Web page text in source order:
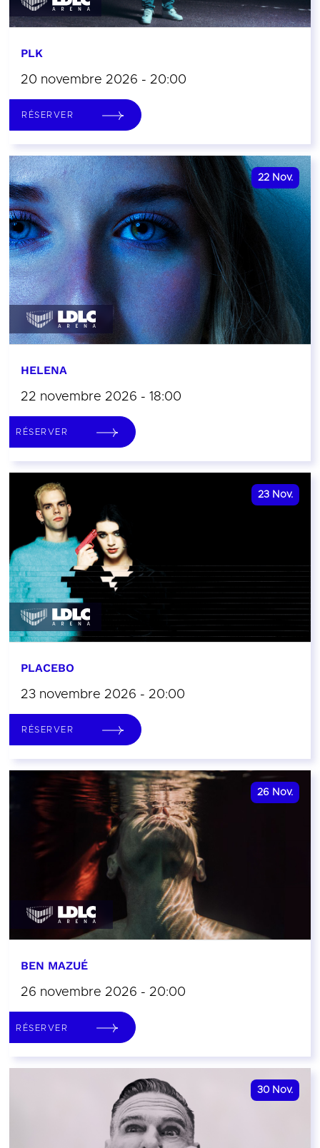
PLK
20 novembre 2026 - 20:00
RÉSERVER
22 Nov.
HELENA
22 novembre 2026 - 18:00
RÉSERVER
23 Nov.
PLACEBO
23 novembre 2026 - 20:00
RÉSERVER
26 Nov.
BEN MAZUÉ
26 novembre 2026 - 20:00
RÉSERVER
30 Nov.